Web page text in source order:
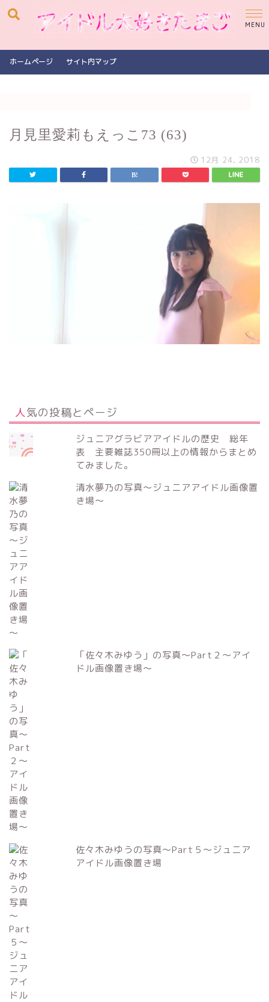
ホームページ サイト内マップ
月見里愛莉もえっこ73 (63)
12月 24, 2018
人気の投稿とページ
ジュニアグラビアアイドルの歴史 総年
表 主要雑誌350冊以上の情報からまとめ
てみました。
清水夢乃の写真～ジュニアアイドル画像置
き場～
「佐々木みゆう」の写真～Part２～アイ
ドル画像置き場～
佐々木みゆうの写真～Part５～ジュニア
アイドル画像置き場